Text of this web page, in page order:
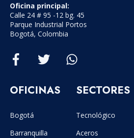
Oficina principal:
Calle 24 # 95 -12 bg. 45
Parque Industrial Portos
Bogotá, Colombia
OFICINAS
Bogotá
Barranquilla
SECTORES
Tecnológico
Aceros